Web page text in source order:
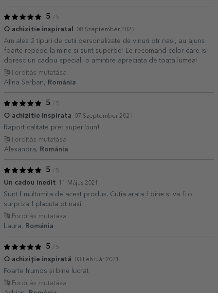
5 / 5
O achizitie inspirata! 08 Szeptember 2023
Am ales 2 tipuri de cutii personalizate de vinuri ptr nasi, au ajuns
foarte repede la mine si sunt superbe! Le recomand celor care isi
doresc un cadou special, o amintire apreciata de toata lumea!
Fordítás mutatása
Alina Serban,
Románia
5 / 5
O achizitie inspirata 07 Szeptember 2021
Raport calitate pret super bun!
Fordítás mutatása
Alexandra,
Románia
5 / 5
Un cadou inedit 11 Május 2021
Sunt f multumita de acest produs. Cutia arata f bine si va fi o
surpriza f placuta pt nasi.
Fordítás mutatása
Laura,
Románia
5 / 5
O achiziție inspirată 03 Február 2021
Foarte frumos și bine lucrat
Fordítás mutatása